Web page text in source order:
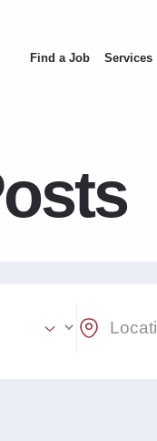
Find a Job Services
Location